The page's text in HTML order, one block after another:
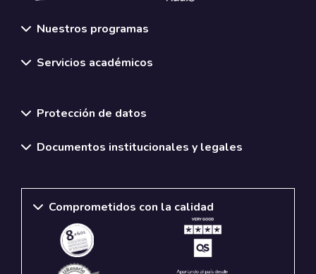
Nuestros programas
Servicios académicos
Protección de datos
Documentos institucionales y legales
Comprometidos con la calidad